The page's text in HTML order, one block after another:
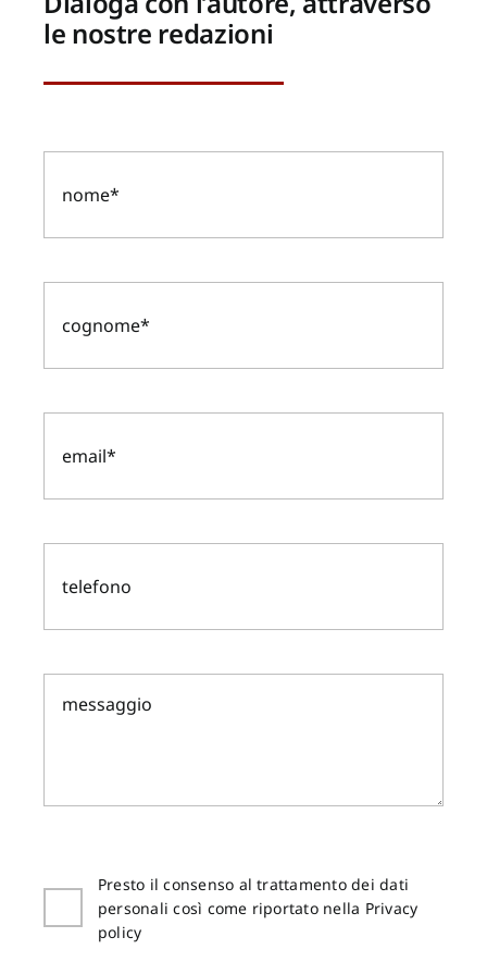
le nostre redazioni
Presto il consenso al trattamento dei dati
personali così come riportato nella Privacy
policy